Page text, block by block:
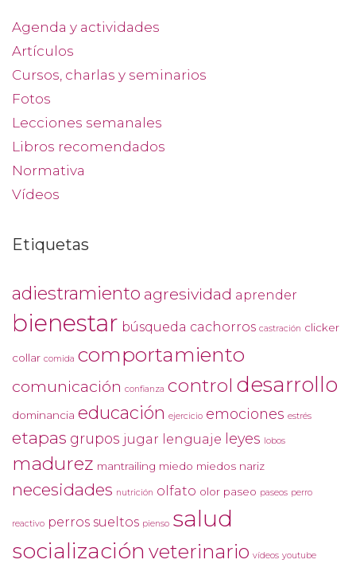
Agenda y actividades
Artículos
Cursos, charlas y seminarios
Fotos
Lecciones semanales
Libros recomendados
Normativa
Vídeos
Etiquetas
adiestramiento agresividad aprender
bienestar búsqueda cachorros castración clicker
collar comida comportamiento
comunicación confianza control desarrollo
dominancia educación ejercicio emociones estrés
etapas grupos jugar lenguaje leyes lobos
madurez mantrailing miedo miedos nariz
necesidades nutrición olfato olor paseo paseos perro
reactivo perros sueltos pienso salud
socialización veterinario vídeos youtube